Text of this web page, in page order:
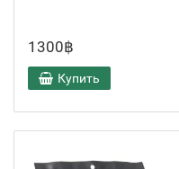
1300฿
Купить